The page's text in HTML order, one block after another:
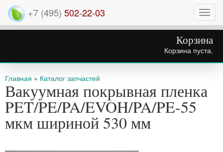
+7 (495) 502-22-03
Корзина
Корзина пуста.
Вы здесь
Главная » Каталог запчастей
Вакуумная покрывная пленка
PET/PE/PA/EVOH/PA/PE-55
мкм шириной 530 мм